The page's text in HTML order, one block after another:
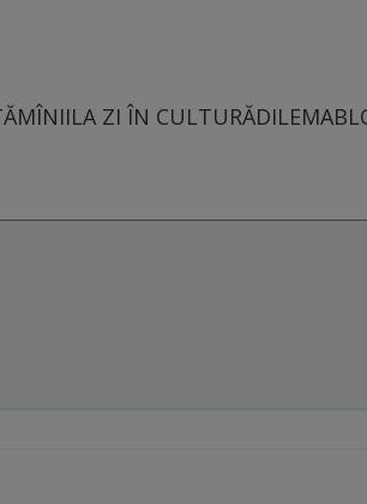
LA ZI ÎN CULTURĂ